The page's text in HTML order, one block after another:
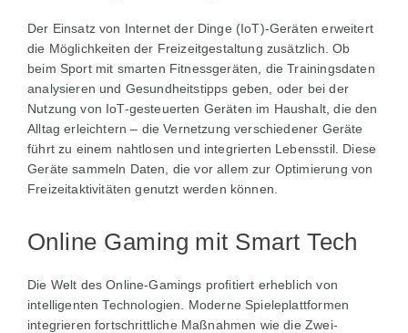
Der Einsatz von Internet der Dinge (IoT)-Geräten erweitert
die Möglichkeiten der Freizeitgestaltung zusätzlich. Ob
beim Sport mit smarten Fitnessgeräten, die Trainingsdaten
analysieren und Gesundheitstipps geben, oder bei der
Nutzung von IoT-gesteuerten Geräten im Haushalt, die den
Alltag erleichtern – die Vernetzung verschiedener Geräte
führt zu einem nahtlosen und integrierten Lebensstil. Diese
Geräte sammeln Daten, die vor allem zur Optimierung von
Freizeitaktivitäten genutzt werden können.
Online Gaming mit Smart Tech
Die Welt des Online-Gamings profitiert erheblich von
intelligenten Technologien. Moderne Spieleplattformen
integrieren fortschrittliche Maßnahmen wie die Zwei-